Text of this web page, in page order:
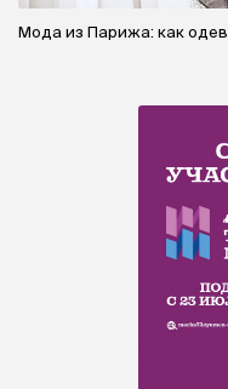
Мода из Парижа: как